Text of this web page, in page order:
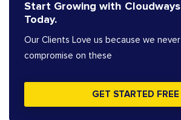
Start Growing with Cloudways
Today.
Our Clients Love us because we never
compromise on these
GET STARTED FREE